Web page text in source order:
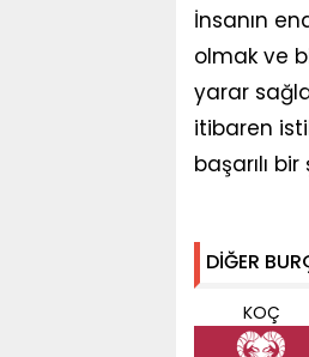
İnsanın
olmak ve
yarar
itibaren
başarılı
DİĞER
KOÇ